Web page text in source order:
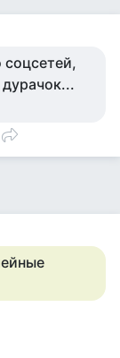
соцсетей,